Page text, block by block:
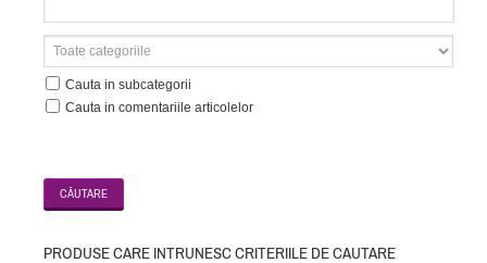
Cauta in subcategorii
Cauta in comentariile articolelor
PRODUSE CARE INTRUNESC CRITERIILE DE CAUTARE